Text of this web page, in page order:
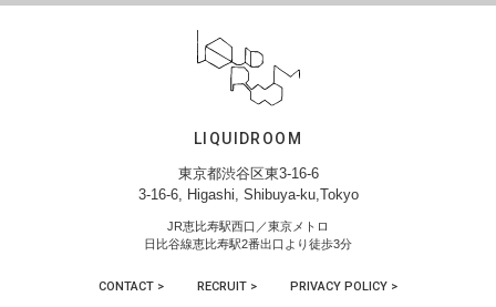
LIQUIDROOM
東京都渋谷区東3-16-6
3-16-6, Higashi, Shibuya-ku,Tokyo
JR恵比寿駅西口／東京メトロ
日比谷線恵比寿駅2番出口より徒歩3分
CONTACT > RECRUIT > PRIVACY POLICY >